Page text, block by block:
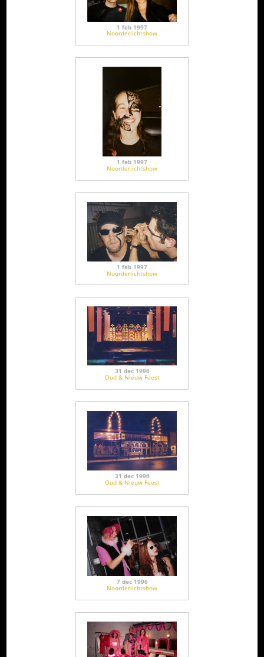
1 feb 1997
Noorderlichtshow
1 feb 1997
Noorderlichtshow
1 feb 1997
Noorderlichtshow
31 dec 1996
Oud & Nieuw Feest
31 dec 1996
Oud & Nieuw Feest
7 dec 1996
Noorderlichtshow